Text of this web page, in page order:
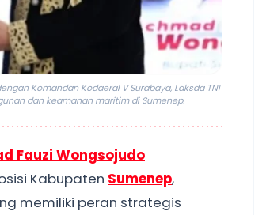
Komandan Kodaeral V Surabaya, Laksda TNI
dan keamanan maritim di Sumenep.
Fauzi Wongsojudo
Kabupaten Sumenep,
memiliki peran strategis